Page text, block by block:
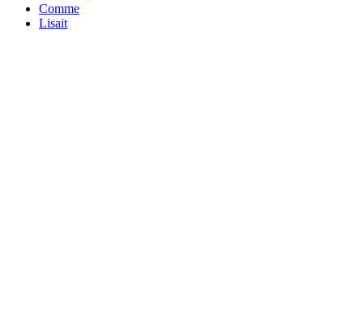
Comme
Lisait